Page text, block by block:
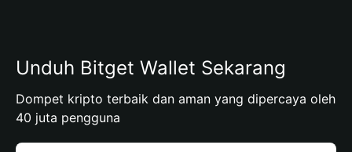
Unduh Bitget Wallet Sekarang
Dompet kripto terbaik dan aman yang dipercaya oleh
40 juta pengguna